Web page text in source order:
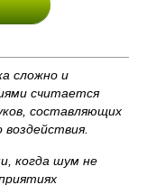
сложно и
считается
составляющих
когда шум не